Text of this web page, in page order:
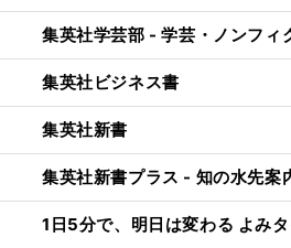
集英社学芸部 - 学芸・ノンフィ
集英社ビジネス書
集英社新書
集英社新書プラス - 知の水先案
1日5分で、明日は変わる よみ